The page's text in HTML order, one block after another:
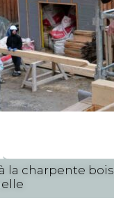
la charpente bois